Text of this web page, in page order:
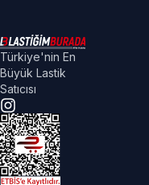
Türkiye'nin En
Büyük Lastik
Satıcısı